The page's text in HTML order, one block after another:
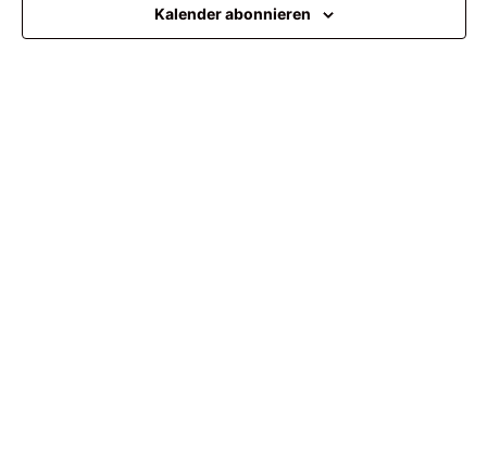
Kalender abonnieren